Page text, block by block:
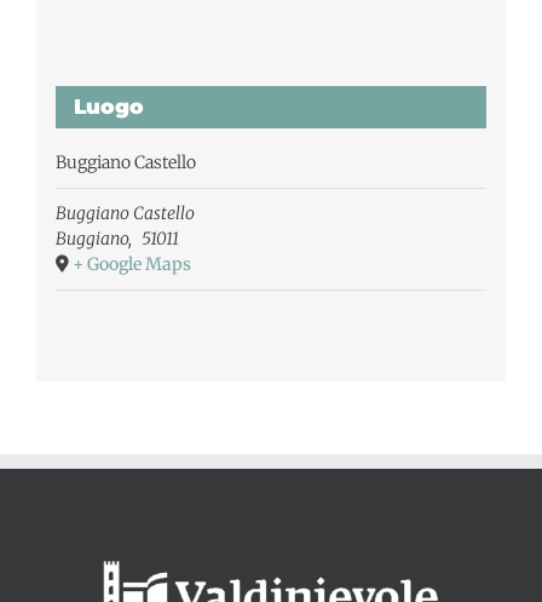
Luogo
Buggiano Castello
Buggiano Castello
Buggiano, 51011
+ Google Maps